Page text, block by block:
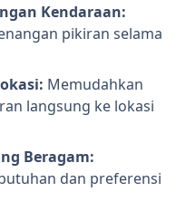
Kendaraan:
pikiran selama
Memudahkan
langsung ke lokasi
Beragam:
dan preferensi